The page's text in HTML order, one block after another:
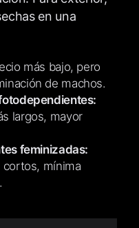
en una
más bajo, pero
de machos.
largos, mayor
feminizadas:
cortos, mínima